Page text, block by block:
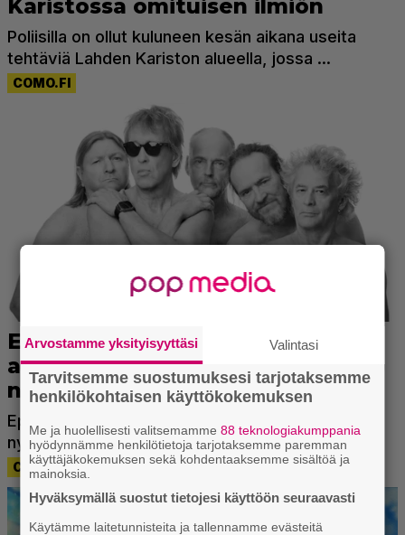
Arvostamme yksityisyyttäsi Valintasi
Tarvitsemme suostumuksesi tarjotaksemme
henkilökohtaisen käyttökokemuksen
Me ja huolellisesti valitsemamme88 teknologiakumppania
hyödynnämme henkilötietoja tarjotaksemme paremman
käyttäjäkokemuksen sekä kohdentaaksemme sisältöä ja
mainoksia.
Hyväksymällä suostut tietojesi käyttöön seuraavasti
Käytämme laitetunnisteita ja tallennamme evästeitä